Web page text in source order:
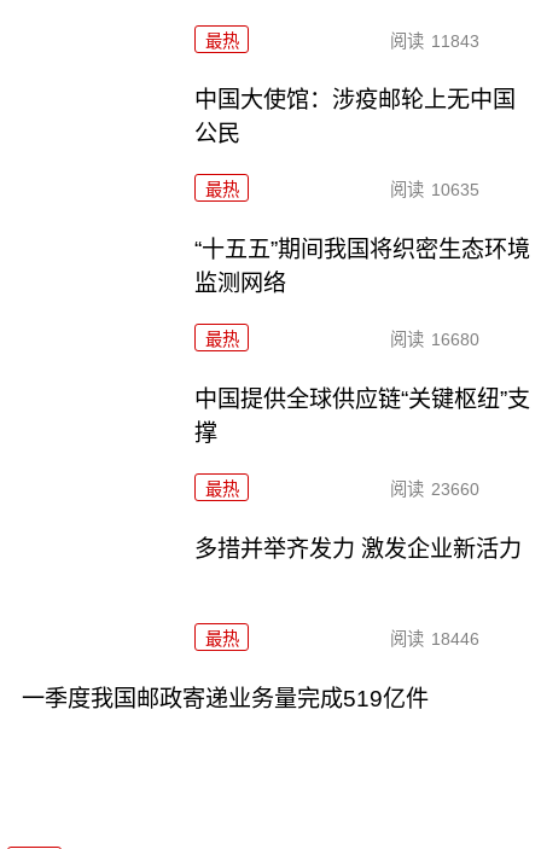
最热 阅读 11843
中国大使馆：涉疫邮轮上无中国
公民
最热 阅读 10635
“十五五”期间我国将织密生态环境
监测网络
最热 阅读 16680
中国提供全球供应链“关键枢纽”支
撑
最热 阅读 23660
多措并举齐发力 激发企业新活力
最热 阅读 18446
一季度我国邮政寄递业务量完成519亿件